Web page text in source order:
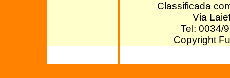
Classificada
Via
Tel: 0034/
Copyright